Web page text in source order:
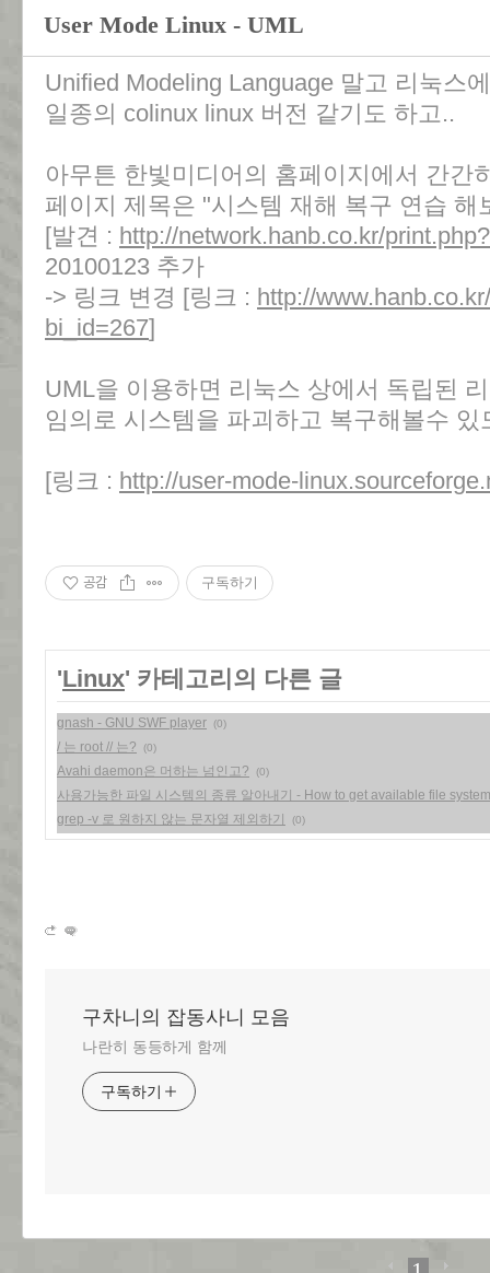
User Mode Linux - UML
Unified Modeling Language 말고 리눅스
일종의 colinux linux 버전 같기도 하고..
아무튼 한빛미디어의 홈페이지에서 간간
페이지 제목은 "시스템 재해 복구 연습 해
[발견 : http://network.hanb.co.kr/
20100123 추가
-> 링크 변경 [링크 : http://
bi_id=267]
UML을 이용하면 리눅스 상에서 독립된
임의로 시스템을 파괴하고 복구해볼수
[링크 : http://user-mode-
공감 구독하기
'Linux' 카테고리의 다른 글
gnash - GNU SWF player (0)
/ 는 root // 는? (0)
Avahi daemon은 머하는 넘인고? (0)
사용가능한 파일 시스템의 종류 알아내기 - How to get available file
grep -v 로 원하지 않는 문자열 제외하기
(0)
구차니의 잡동사니 모음
나란히 동등하게 함께
구독하기